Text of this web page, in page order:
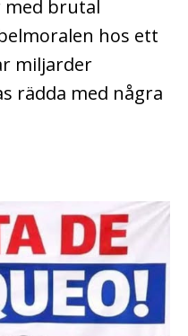
med brutal
hos ett
miljarder
rädda med några